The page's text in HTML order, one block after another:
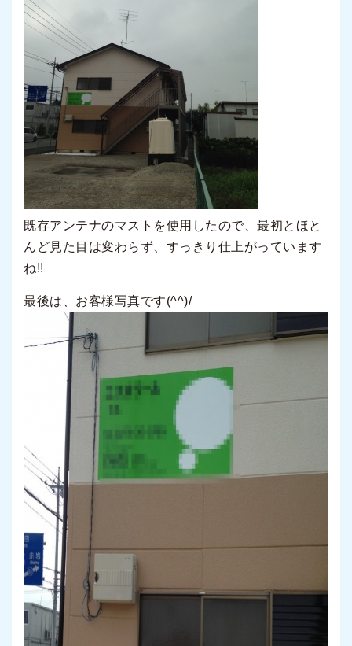
既存アンテナのマストを使用したので、最初とほと
んど見た目は変わらず、すっきり仕上がっています
ね!!
最後は、お客様写真です(^^)/